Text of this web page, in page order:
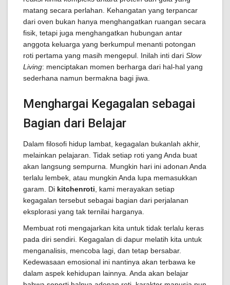
matang secara perlahan. Kehangatan yang terpancar
dari oven bukan hanya menghangatkan ruangan secara
fisik, tetapi juga menghangatkan hubungan antar
anggota keluarga yang berkumpul menanti potongan
roti pertama yang masih mengepul. Inilah inti dari Slow
Living: menciptakan momen berharga dari hal-hal yang
sederhana namun bermakna bagi jiwa.
Menghargai Kegagalan sebagai
Bagian dari Belajar
Dalam filosofi hidup lambat, kegagalan bukanlah akhir,
melainkan pelajaran. Tidak setiap roti yang Anda buat
akan langsung sempurna. Mungkin hari ini adonan Anda
terlalu lembek, atau mungkin Anda lupa memasukkan
garam. Di kitchenroti , kami merayakan setiap
kegagalan tersebut sebagai bagian dari perjalanan
eksplorasi yang tak ternilai harganya.
Membuat roti mengajarkan kita untuk tidak terlalu keras
pada diri sendiri. Kegagalan di dapur melatih kita untuk
menganalisis, mencoba lagi, dan tetap bersabar.
Kedewasaan emosional ini nantinya akan terbawa ke
dalam aspek kehidupan lainnya. Anda akan belajar